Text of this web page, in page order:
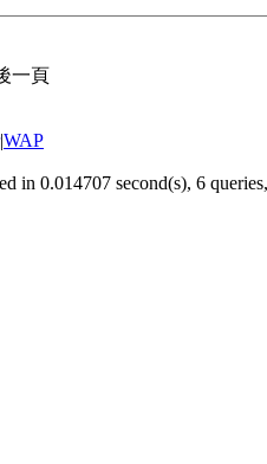
一頁
|WAP
in 0.014707 second(s), 6